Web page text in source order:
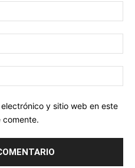
y sitio web en este
comente.